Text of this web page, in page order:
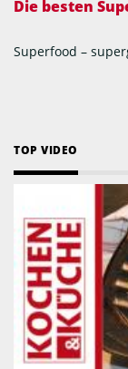
Die besten
Superfood –
TOP VIDEO